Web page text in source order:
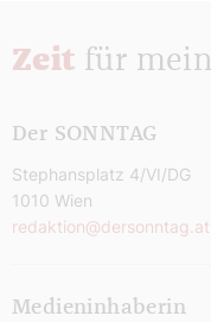
Zeit für
Der SONNTAG
Stephansplatz 4/VI/DG
1010 Wien
redaktion@dersonntag.at
Medieninhaberin